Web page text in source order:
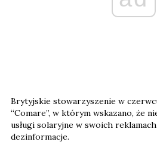
Brytyjskie stowarzyszenie w
“Comare”, w którym wskazano, że
usługi solaryjne w swoich
dezinformacje.